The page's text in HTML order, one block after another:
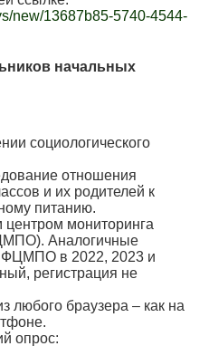
new/13687b85-5740-4544-
начальных
социологического
отношения
и их родителей к
питанию.
мониторинга
Аналогичные
ФЦМПО в 2022, 2023 и
регистрация не
любого браузера – как на
опрос: